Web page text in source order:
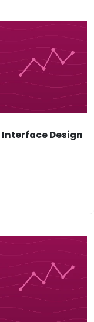
Interface Design